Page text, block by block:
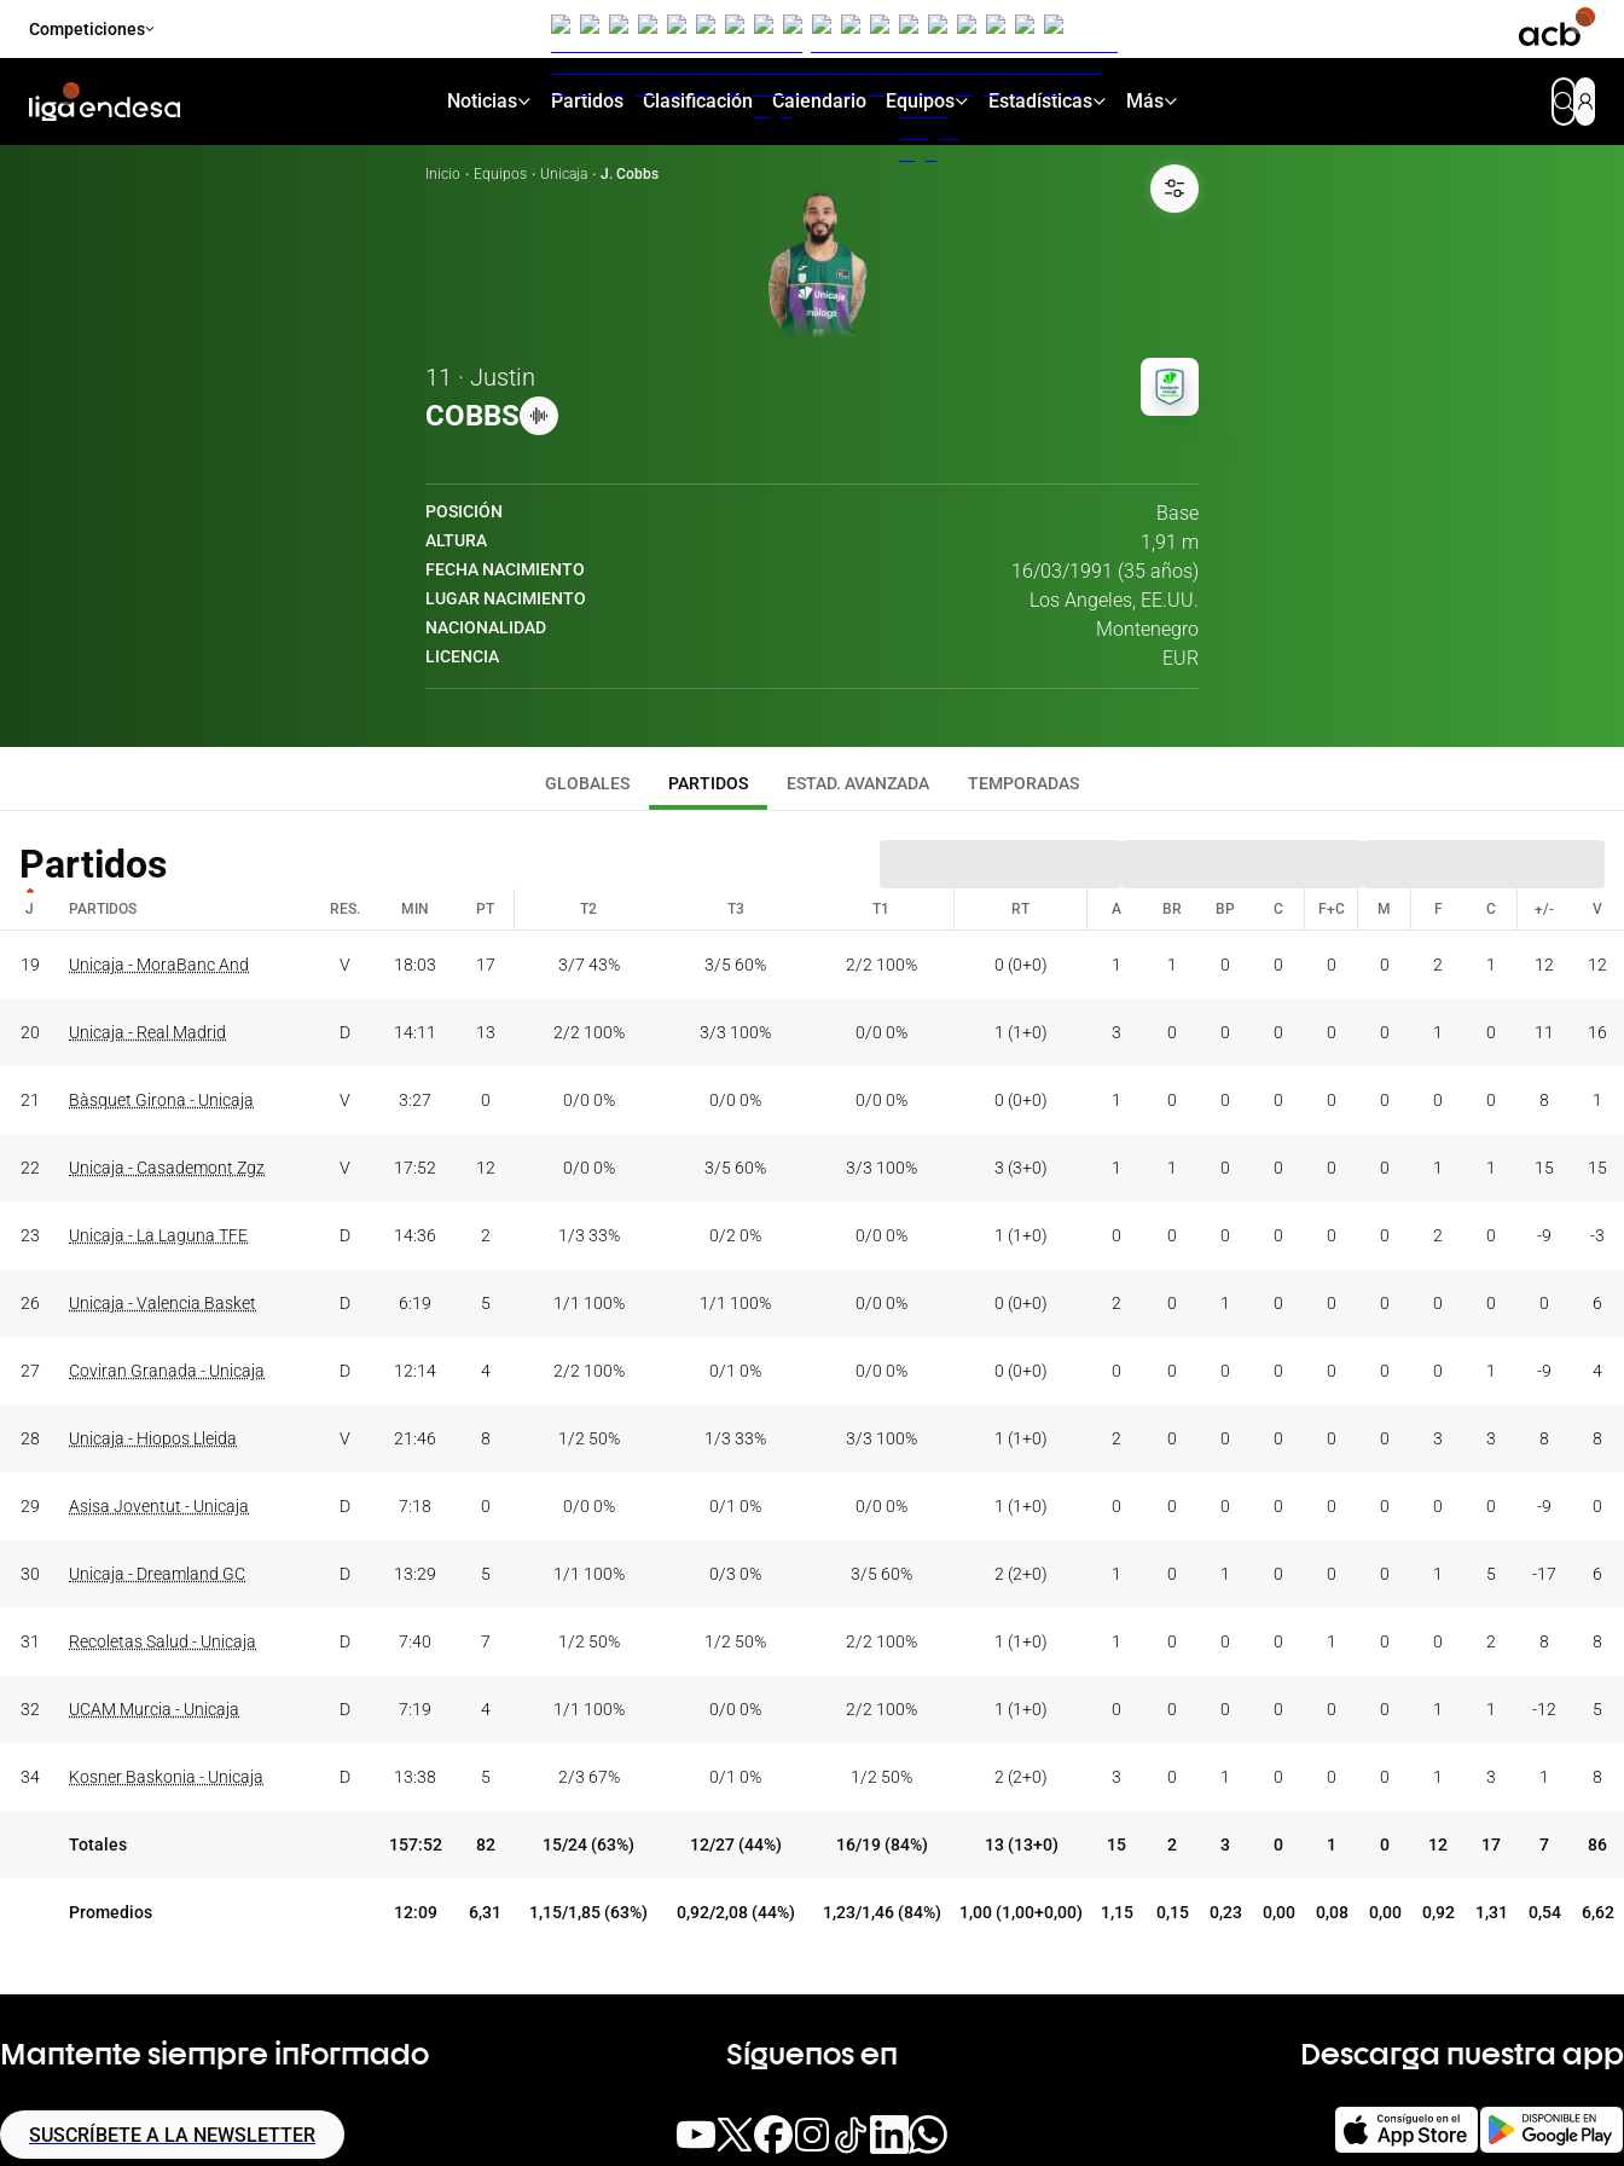
Competiciones
Noticias Partidos Clasificación Calendario Equipos Estadísticas Más
Inicio · Equipos · Unicaja · J. Cobbs
11 · Justin
COBBS
POSICIÓN Base
ALTURA 1,91 m
FECHA NACIMIENTO 16/03/1991 (35 años)
LUGAR NACIMIENTO Los Angeles, EE.UU.
NACIONALIDAD Montenegro
LICENCIA EUR
GLOBALES PARTIDOS ESTAD. AVANZADA TEMPORADAS
Partidos
J PARTIDOS RES. MIN PT T2 T3 T1 RT A BR BP C F+C M F C +/- V
19 Unicaja - MoraBanc And V 18:03 17 3/7 43% 3/5 60% 2/2 100% 0 (0+0) 1 1 0 0 0 0 2 1 12 12
20 Unicaja - Real Madrid D 14:11 13 2/2 100% 3/3 100% 0/0 0% 1 (1+0) 3 0 0 0 0 0 1 0 11 16
21 Bàsquet Girona - Unicaja V 3:27 0 0/0 0% 0/0 0% 0/0 0% 0 (0+0) 1 0 0 0 0 0 0 0 8 1
22 Unicaja - Casademont Zgz V 17:52 12 0/0 0% 3/5 60% 3/3 100% 3 (3+0) 1 1 0 0 0 0 1 1 15 15
23 Unicaja - La Laguna TFE D 14:36 2 1/3 33% 0/2 0% 0/0 0% 1 (1+0) 0 0 0 0 0 0 2 0 -9 -3
26 Unicaja - Valencia Basket D 6:19 5 1/1 100% 1/1 100% 0/0 0% 0 (0+0) 2 0 1 0 0 0 0 0 0 6
27 Coviran Granada - Unicaja D 12:14 4 2/2 100% 0/1 0% 0/0 0% 0 (0+0) 0 0 0 0 0 0 0 1 -9 4
28 Unicaja - Hiopos Lleida V 21:46 8 1/2 50% 1/3 33% 3/3 100% 1 (1+0) 2 0 0 0 0 0 3 3 8 8
29 Asisa Joventut - Unicaja D 7:18 0 0/0 0% 0/1 0% 0/0 0% 1 (1+0) 0 0 0 0 0 0 0 0 -9 0
30 Unicaja - Dreamland GC D 13:29 5 1/1 100% 0/3 0% 3/5 60% 2 (2+0) 1 0 1 0 0 0 1 5 -17 6
31 Recoletas Salud - Unicaja D 7:40 7 1/2 50% 1/2 50% 2/2 100% 1 (1+0) 1 0 0 0 1 0 0 2 8 8
32 UCAM Murcia - Unicaja D 7:19 4 1/1 100% 0/0 0% 2/2 100% 1 (1+0) 0 0 0 0 0 0 1 1 -12 5
34 Kosner Baskonia - Unicaja D 13:38 5 2/3 67% 0/1 0% 1/2 50% 2 (2+0) 3 0 1 0 0 0 1 3 1 8
Totales 157:52 82 15/24 (63%) 12/27 (44%) 16/19 (84%) 13 (13+0) 15 2 3 0 1 0 12 17 7 86
Promedios 12:09 6,31 1,15/1,85 (63%) 0,92/2,08 (44%) 1,23/1,46 (84%) 1,00 (1,00+0,00) 1,15 0,15 0,23 0,00 0,08 0,00 0,92 1,31 0,54 6,62
Mantente siempre informado
SUSCRÍBETE A LA NEWSLETTER
Síguenos en Descarga nuestra app